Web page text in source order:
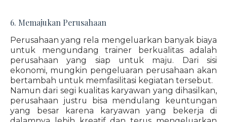
6. Memajukan Perusahaan
Perusahaan yang rela mengeluarkan banyak biaya
untuk mengundang trainer berkualitas adalah
perusahaan yang siap untuk maju. Dari sisi
ekonomi, mungkin pengeluaran perusahaan akan
bertambah untuk memfasilitasi kegiatan tersebut.
Namun dari segi kualitas karyawan yang dihasilkan,
perusahaan justru bisa mendulang keuntungan
yang besar karena karyawan yang bekerja di